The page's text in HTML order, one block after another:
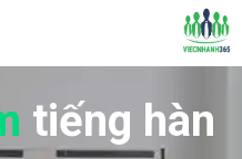
tiếng hàn